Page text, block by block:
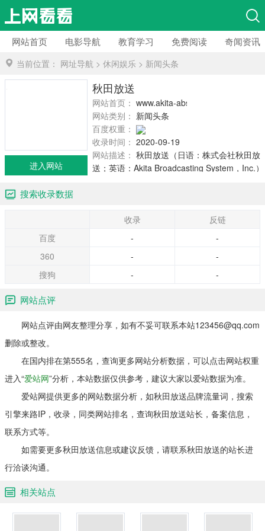
网站首页 电影导航 教育学习 免费阅读 奇闻资讯
当前位置： 网址导航 > 休闲娱乐 > 新闻头条
秋田放送
网站首页： www.akita-abs.co.jp
网站类别： 新闻头条
百度权重：
收录时间： 2020-09-19
网站描述： 秋田放送（日语：株式会社秋田放
送；英语：Akita Broadcasting System，Inc.）
司的电视服务属于日本电视台联播网
开始于1953年11月1日。
进入网站
搜索收录数据
收录
反链
百度
-
-
360
-
-
搜狗
- -
网站点评
网站点评由网友整理分享，如有不妥可联系本站123456@qq.com
删除或整改。
在国内排在第555名，查询更多网站分析数据，可以点击网站权重
进入“爱站网”分析，本站数据仅供参考，建议大家以爱站数据为准。
爱站网提供更多的网站数据分析，如秋田放送品牌流量词，搜索
引擎来路IP，收录，同类网站排名，查询秋田放送站长，备案信息，
联系方式等。
如需要更多秋田放送信息或建议反馈，请联系秋田放送的站长进
行洽谈沟通。
相关站点